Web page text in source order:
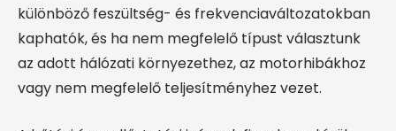
különböző feszültség- és frekvenciaváltozatokban
kaphatók, és ha nem megfelelő típust választunk
az adott hálózati környezethez, az motorhibákhoz
vagy nem megfelelő teljesítményhez vezet.